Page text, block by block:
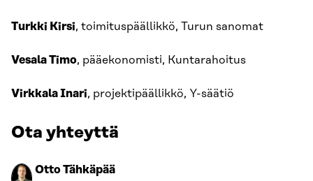
Turkki Kirsi, toimituspäällikkö, Turun sanomat
Vesala Timo, pääekonomisti, Kuntarahoitus
Virkkala Inari, projektipäällikkö, Y-säätiö
Ota yhteyttä
Otto Tähkäpää